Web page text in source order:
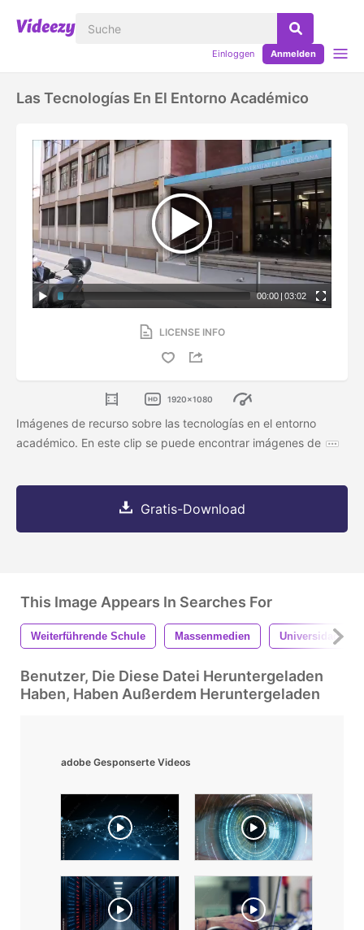
Einloggen Anmelden
Las Tecnologías En El Entorno Académico
00:00 | 03:02
LICENSE INFO
1920x1080
Imágenes de recurso sobre las tecnologías en el entorno
académico. En este clip se puede encontrar imágenes de
Gratis-Download
This Image Appears In Searches For
Weiterführende Schule Massenmedien Universidad De
Benutzer, Die Diese Datei Heruntergeladen
Haben, Haben Außerdem Heruntergeladen
adobe Gesponserte Videos